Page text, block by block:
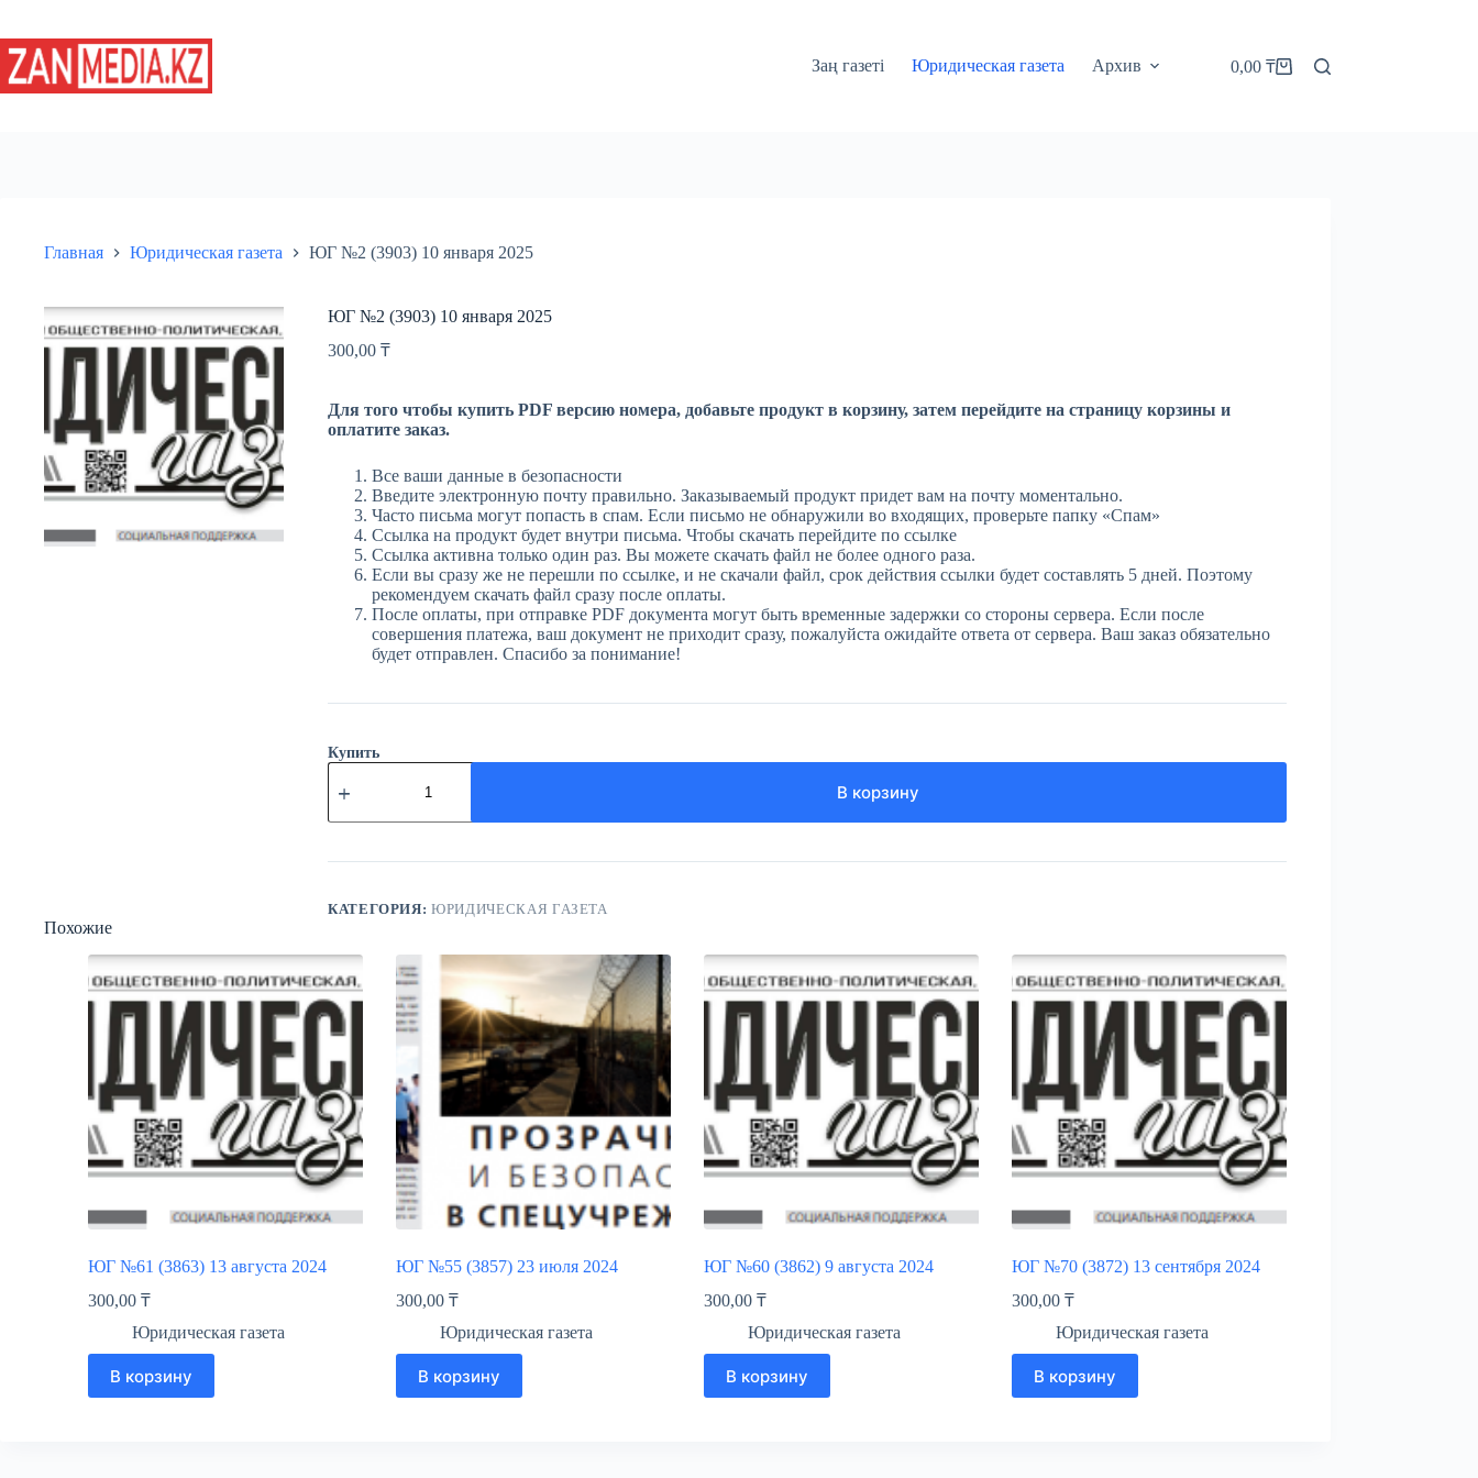
сути
Заң газеті
Юридическая газета Архив Корзина
0,00 ₸
Главная Юридическая газета ЮГ №2 (3903) 10 января 2025
ЮГ №2 (3903) 10 января 2025
300,00 ₸
Для того чтобы купить PDF версию номера, добавьте продукт в корзину, затем перейдите на страницу корзины и
оплатите заказ.
Все ваши данные в безопасности
Введите электронную почту правильно. Заказываемый продукт придет вам на почту моментально.
Часто письма могут попасть в спам. Если письмо не обнаружили во входящих, проверьте папку «Спам»
Ссылка на продукт будет внутри письма. Чтобы скачать перейдите по ссылке
Ссылка активна только один раз. Вы можете скачать файл не более одного раза.
Если вы сразу же не перешли по ссылке, и не скачали файл, срок действия ссылки будет составлять 5 дней. Поэтому
рекомендуем скачать файл сразу после оплаты.
После оплаты, при отправке PDF документа могут быть временные задержки со стороны сервера. Если после
совершения платежа, ваш документ не приходит сразу, пожалуйста ожидайте ответа от сервера. Ваш заказ обязательно
будет отправлен. Спасибо за понимание!
Купить
Количество
товара
№2
10
2025
В корзину
КАТЕГОРИЯ:ЮРИДИЧЕСКАЯ ГАЗЕТА
Похожие
ЮГ №61 (3863) 13 августа 2024
300,00 ₸
Юридическая газета
В корзину
ЮГ №55 (3857) 23 июля 2024
300,00 ₸
Юридическая газета
В корзину
ЮГ №60 (3862) 9 августа 2024
300,00 ₸
Юридическая газета
В корзину
ЮГ №70 (3872) 13 сентября 2024
300,00 ₸
Юридическая газета
В корзину